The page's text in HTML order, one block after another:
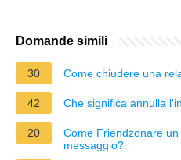
Domande simili
30 Come chiudere una
42 Che significa annulla
20
Come Friendzonare
messaggio?